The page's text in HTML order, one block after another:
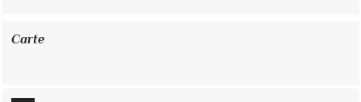
Carte